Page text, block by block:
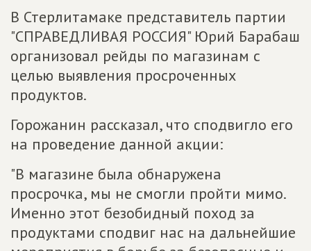
В Стерлитамаке представитель партии
"СПРАВЕДЛИВАЯ РОССИЯ" Юрий Барабаш
организовал рейды по магазинам с
целью выявления просроченных
продуктов.
Горожанин рассказал, что сподвигло его
на проведение данной акции:
"В магазине была обнаружена
просрочка, мы не смогли пройти мимо.
Именно этот безобидный поход за
продуктами сподвиг нас на дальнейшие